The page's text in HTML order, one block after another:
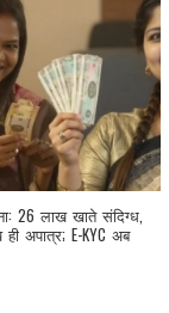
26 लाख खाते संदिग्ध,
अपात्र; E-KYC अब